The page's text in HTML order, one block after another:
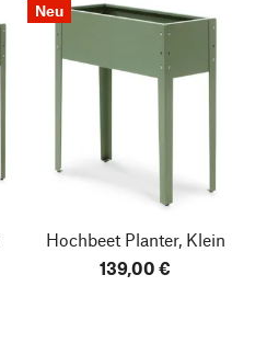
Neu
Hochbeet Planter, Klein
139,00 €